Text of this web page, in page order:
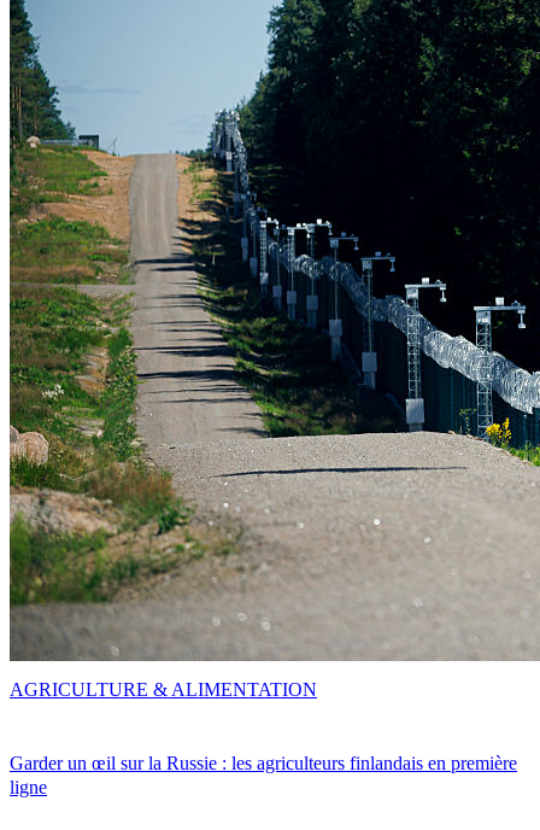
Garder un œil sur la Russie : les agriculteurs finlandais en première
ligne
AGRICULTURE & ALIMENTATION